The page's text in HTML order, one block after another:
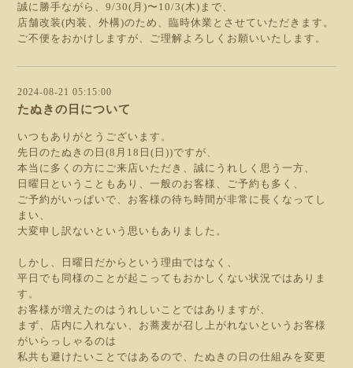
誠に勝手ながら、9/30(月)〜10/3(木)まで、
店舗改装(内装、外構)のため、臨時休業とさせていただきます。
ご不便をおかけしますが、ご理解よろしくお願いいたします。
2024-08-21 05:15:00
たぬきの日について
いつもありがとうございます。
先日のたぬきの日(8月18日(日))ですが、
本当に多くの方にご来店いただき、誠にうれしく思う一方、
日曜日ということもあり、一般のお客様、ご予約も多く、
ご予約がいっぱいで、お客様の待ち時間が非常に長くなってし
まい、
大変申し訳ないという思いもありました。
しかし、日曜日だからという理由ではなく、
平日でも同様のことが起こってもおかしくない状況ではありま
す。
お客様が増えたのはうれしいことではありますが、
まず、店内に入れない、お蕎麦が召し上がれないというお客様
がいらっしゃるのは
私共も避けたいことではあるので、たぬきの日の仕組みを変更